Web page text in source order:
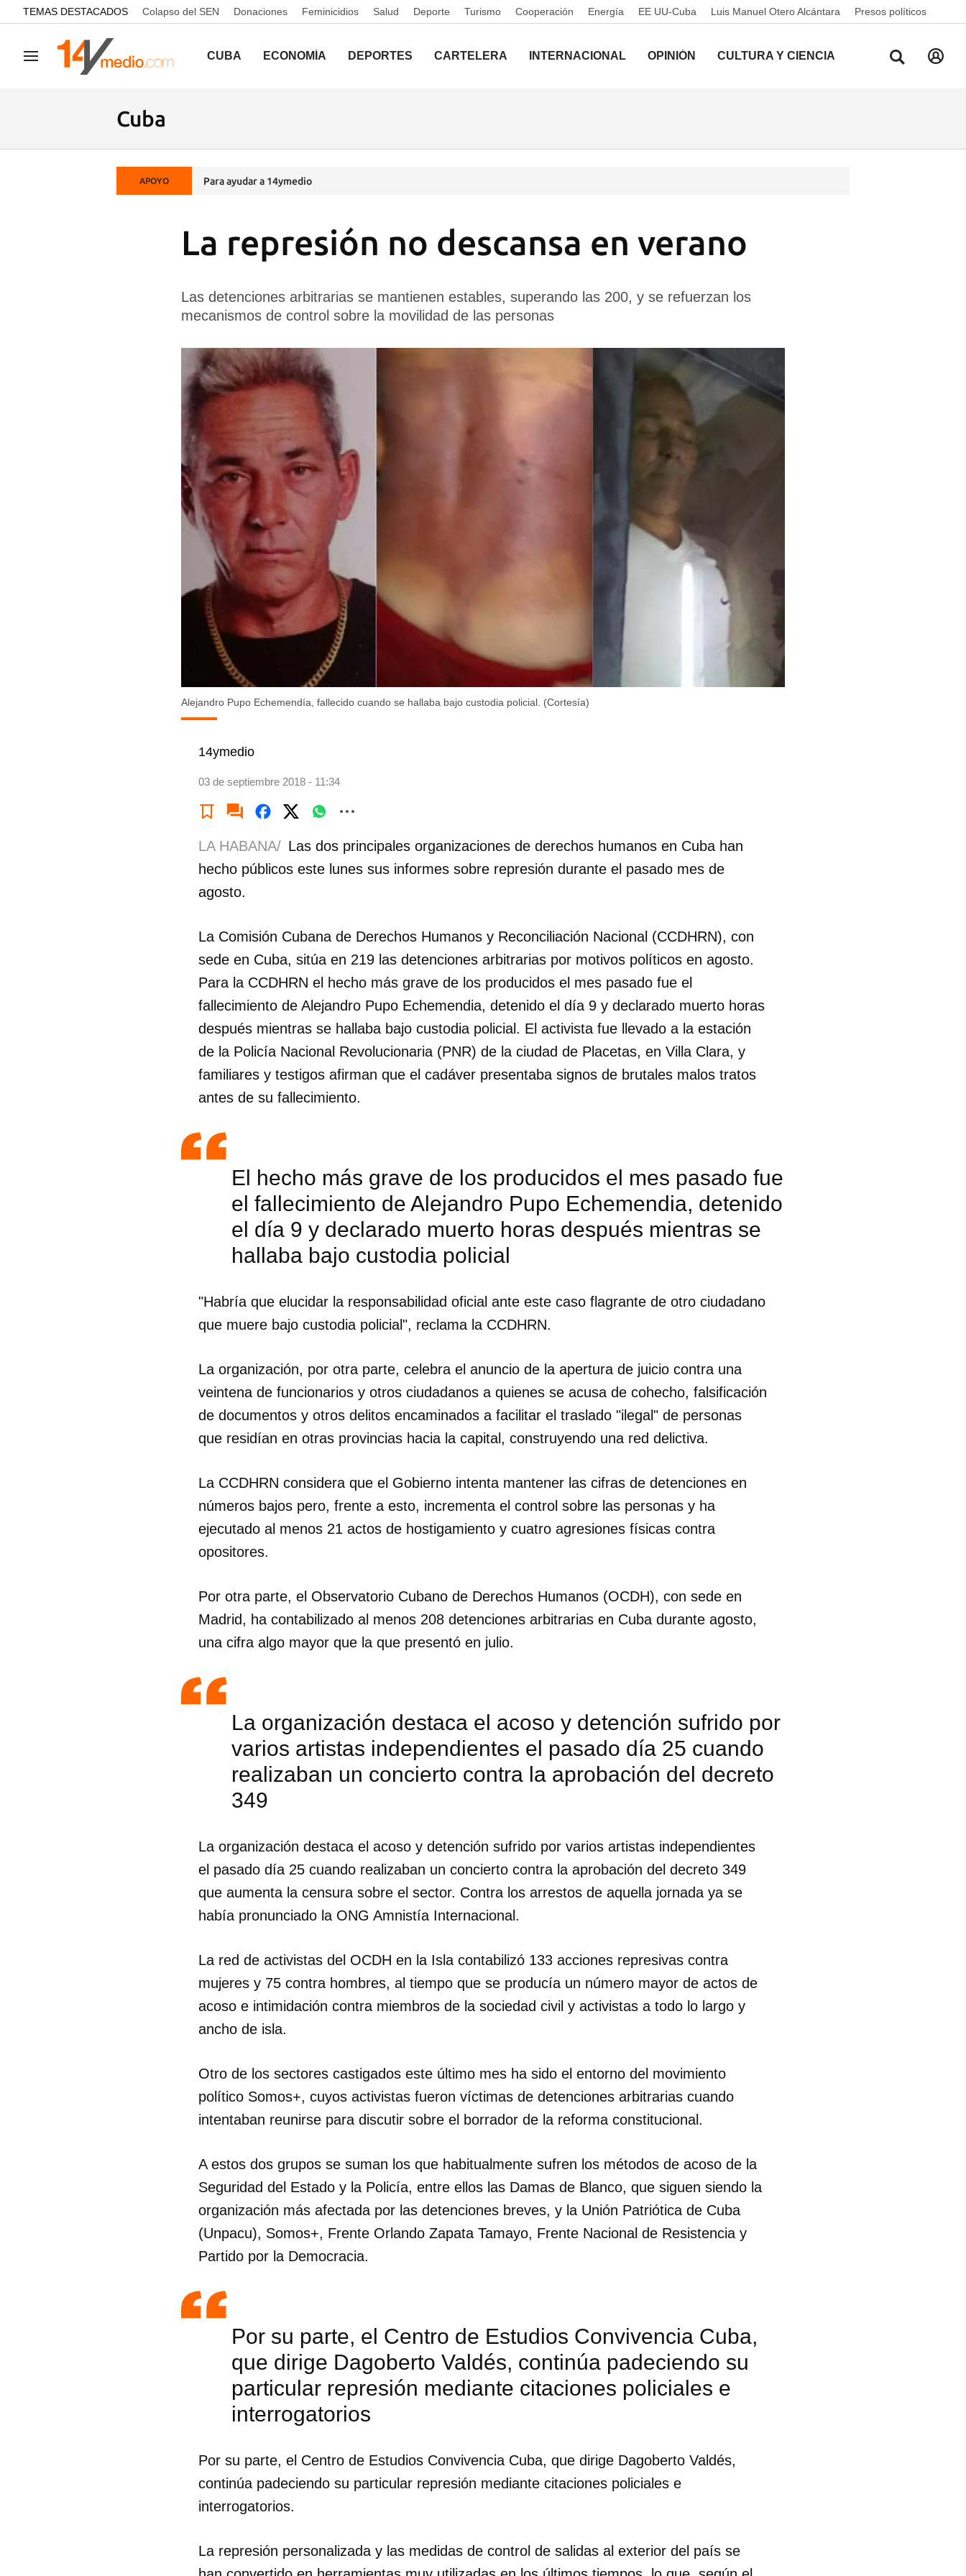
common.go-to-content
TEMAS DESTACADOS Colapso del SEN Donaciones Feminicidios Salud Deporte Turismo Cooperación Energía EE UU-Cuba Luis Manuel Otero Alcántara Presos políticos
Navegación CUBA ECONOMÍA DEPORTES CARTELERA INTERNACIONAL OPINIÓN CULTURA Y CIENCIA
Cuba
APOYO Para ayudar a 14ymedio
La represión no descansa en verano
Las detenciones arbitrarias se mantienen estables, superando las 200, y se refuerzan los
mecanismos de control sobre la movilidad de las personas
Alejandro Pupo Echemendía, fallecido cuando se hallaba bajo custodia policial. (Cortesía)
14ymedio
03 de septiembre 2018 - 11:34
Para poder guardar como favorito, primero has de iniciar sesión con tu
cuenta de 14ymedio.
INICIAR SESIÓN
LA HABANA/ Las dos principales organizaciones de derechos humanos en Cuba han
hecho públicos este lunes sus informes sobre represión durante el pasado mes de
agosto.
La Comisión Cubana de Derechos Humanos y Reconciliación Nacional (CCDHRN), con
sede en Cuba, sitúa en 219 las detenciones arbitrarias por motivos políticos en agosto.
Para la CCDHRN el hecho más grave de los producidos el mes pasado fue el
fallecimiento de Alejandro Pupo Echemendia, detenido el día 9 y declarado muerto horas
después mientras se hallaba bajo custodia policial. El activista fue llevado a la estación
de la Policía Nacional Revolucionaria (PNR) de la ciudad de Placetas, en Villa Clara, y
familiares y testigos afirman que el cadáver presentaba signos de brutales malos tratos
antes de su fallecimiento.
El hecho más grave de los producidos el mes pasado fue
el fallecimiento de Alejandro Pupo Echemendia, detenido
el día 9 y declarado muerto horas después mientras se
hallaba bajo custodia policial
"Habría que elucidar la responsabilidad oficial ante este caso flagrante de otro ciudadano
que muere bajo custodia policial", reclama la CCDHRN.
La organización, por otra parte, celebra el anuncio de la apertura de juicio contra una
veintena de funcionarios y otros ciudadanos a quienes se acusa de cohecho, falsificación
de documentos y otros delitos encaminados a facilitar el traslado "ilegal" de personas
que residían en otras provincias hacia la capital, construyendo una red delictiva.
La CCDHRN considera que el Gobierno intenta mantener las cifras de detenciones en
números bajos pero, frente a esto, incrementa el control sobre las personas y ha
ejecutado al menos 21 actos de hostigamiento y cuatro agresiones físicas contra
opositores.
Por otra parte, el Observatorio Cubano de Derechos Humanos (OCDH), con sede en
Madrid, ha contabilizado al menos 208 detenciones arbitrarias en Cuba durante agosto,
una cifra algo mayor que la que presentó en julio.
La organización destaca el acoso y detención sufrido por
varios artistas independientes el pasado día 25 cuando
realizaban un concierto contra la aprobación del decreto
349
La organización destaca el acoso y detención sufrido por varios artistas independientes
el pasado día 25 cuando realizaban un concierto contra la aprobación del decreto 349
que aumenta la censura sobre el sector. Contra los arrestos de aquella jornada ya se
había pronunciado la ONG Amnistía Internacional.
La red de activistas del OCDH en la Isla contabilizó 133 acciones represivas contra
mujeres y 75 contra hombres, al tiempo que se producía un número mayor de actos de
acoso e intimidación contra miembros de la sociedad civil y activistas a todo lo largo y
ancho de isla.
Otro de los sectores castigados este último mes ha sido el entorno del movimiento
político Somos+, cuyos activistas fueron víctimas de detenciones arbitrarias cuando
intentaban reunirse para discutir sobre el borrador de la reforma constitucional.
A estos dos grupos se suman los que habitualmente sufren los métodos de acoso de la
Seguridad del Estado y la Policía, entre ellos las Damas de Blanco, que siguen siendo la
organización más afectada por las detenciones breves, y la Unión Patriótica de Cuba
(Unpacu), Somos+, Frente Orlando Zapata Tamayo, Frente Nacional de Resistencia y
Partido por la Democracia.
Por su parte, el Centro de Estudios Convivencia Cuba,
que dirige Dagoberto Valdés, continúa padeciendo su
particular represión mediante citaciones policiales e
interrogatorios
Por su parte, el Centro de Estudios Convivencia Cuba, que dirige Dagoberto Valdés,
continúa padeciendo su particular represión mediante citaciones policiales e
interrogatorios.
La represión personalizada y las medidas de control de salidas al exterior del país se